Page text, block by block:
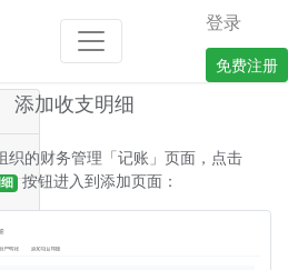
登录
免费注册
添加收支明细
织的财务管理「记账」页面，点击
按钮进入到添加页面：